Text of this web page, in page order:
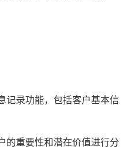
记录功能，包括客户基本信
的重要性和潜在价值进行分